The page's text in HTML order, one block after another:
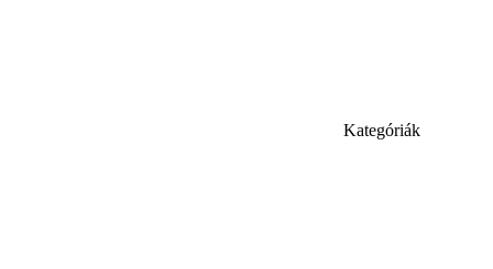
Kategóriák